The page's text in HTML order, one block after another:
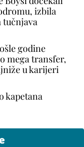
izbila
tučnjava
godine
mega transfer,
u karijeri
kapetana